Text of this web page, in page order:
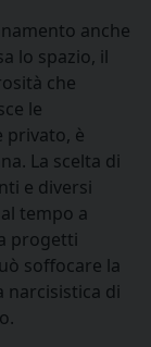
anche
lo spazio, il
che
le
privato, è
La scelta di
e diversi
tempo a
progetti
soffocare la
narcisistica di